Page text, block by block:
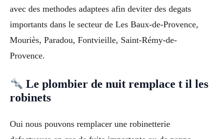
avec des methodes adaptees afin deviter des degats
importants dans le secteur de Les Baux-de-Provence,
Mouriès, Paradou, Fontvieille, Saint-Rémy-de-
Provence.
Le plombier de nuit remplace t il les
robinets
Oui nous pouvons remplacer une robinetterie